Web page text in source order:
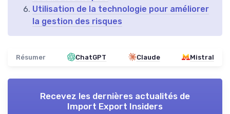
Utilisation de la technologie pour améliorer
la gestion des risques
Résumer ChatGPT Claude Mistral
Recevez les dernières actualités de
Import Export Insiders